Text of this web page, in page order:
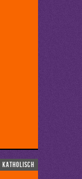
katholisch